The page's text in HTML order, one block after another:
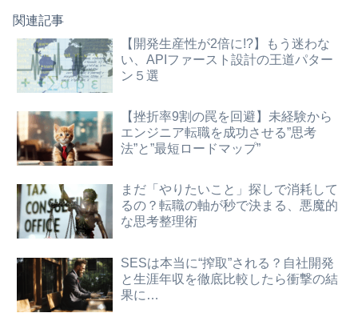
関連記事
【開発生産性が2倍に!?】もう迷わな
い、APIファースト設計の王道パター
ン５選
【挫折率9割の罠を回避】未経験から
エンジニア転職を成功させる”思考
法”と”最短ロードマップ”
まだ「やりたいこと」探しで消耗して
るの？転職の軸が秒で決まる、悪魔的
な思考整理術
SESは本当に“搾取”される？自社開発
と生涯年収を徹底比較したら衝撃の結
果に…